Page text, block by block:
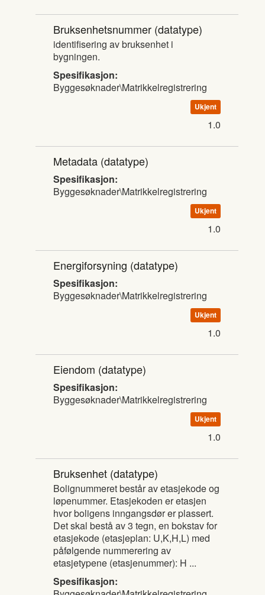
Bruksenhetsnummer (datatype)
identifisering av bruksenhet i
bygningen.
Spesifikasjon:
Byggesøknader\Matrikkelregistrering
Ukjent
1.0
Metadata (datatype)
Spesifikasjon:
Byggesøknader\Matrikkelregistrering
Ukjent
1.0
Energiforsyning (datatype)
Spesifikasjon:
Byggesøknader\Matrikkelregistrering
Ukjent
1.0
Eiendom (datatype)
Spesifikasjon:
Byggesøknader\Matrikkelregistrering
Ukjent
1.0
Bruksenhet (datatype)
Bolignummeret består av etasjekode og
løpenummer. Etasjekoden er etasjen
hvor boligens inngangsdør er plassert.
Det skal bestå av 3 tegn, en bokstav for
etasjekode (etasjeplan: U,K,H,L) med
påfølgende nummerering av
etasjetypene (etasjenummer): H ...
Spesifikasjon: